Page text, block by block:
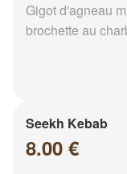
Gigot d'agneau
brochette au
Seekh Kebab
8.00 €